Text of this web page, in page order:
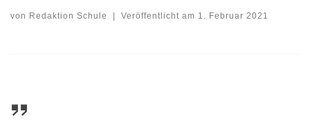
von Redaktion Schule Veröffentlicht am 1. Februar 2021